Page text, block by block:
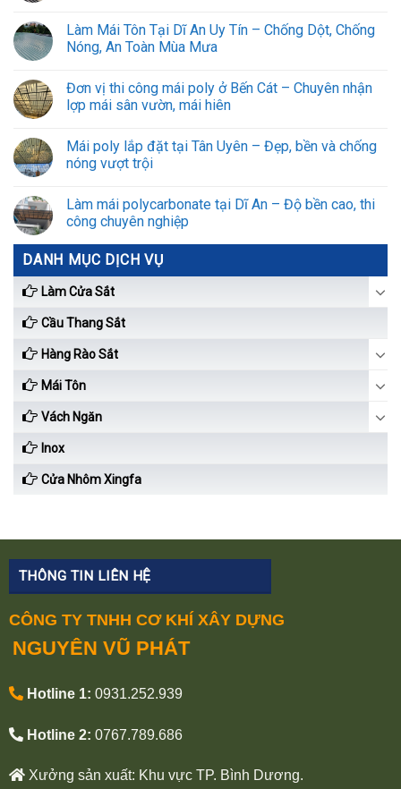
Làm Mái Tôn Tại Dĩ An Uy Tín – Chống Dột, Chống
Nóng, An Toàn Mùa Mưa
Đơn vị thi công mái poly ở Bến Cát – Chuyên nhận
lợp mái sân vườn, mái hiên
Mái poly lắp đặt tại Tân Uyên – Đẹp, bền và chống
nóng vượt trội
Làm mái polycarbonate tại Dĩ An – Độ bền cao, thi
công chuyên nghiệp
DANH MỤC DỊCH VỤ
Làm Cửa Sắt
Cầu Thang Sắt
Hàng Rào Sắt
Mái Tôn
Vách Ngăn
Inox
Cửa Nhôm Xingfa
THÔNG TIN LIÊN HỆ
CÔNG TY TNHH CƠ KHÍ XÂY DỰNG
NGUYÊN VŨ PHÁT
Hotline 1: 0931.252.939
Hotline 2: 0767.789.686
Xưởng sản xuất: Khu vực TP. Bình Dương.